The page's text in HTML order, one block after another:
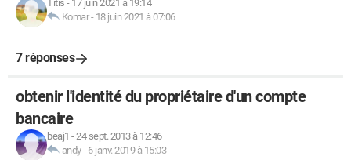
Titis - 17 juin 2021 à 19:14
Komar- 18 juin 2021 à 07:06
7 réponses
obtenir l'identité du propriétaire d'un compte
bancaire
beaj1 -24 sept. 2013 à 12:46
andy- 6 janv. 2019 à 15:03